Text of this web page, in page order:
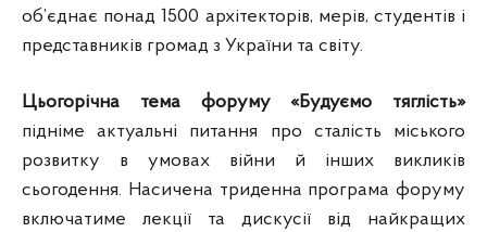
об’єднає понад 1500 архітекторів, мерів, студентів і
представників громад з України та світу.
Цьогорічна тема форуму «Будуємо тяглість»
підніме актуальні питання про сталість міського
розвитку в умовах війни й інших викликів
сьогодення. Насичена триденна програма форуму
включатиме лекції та дискусії від найкращих